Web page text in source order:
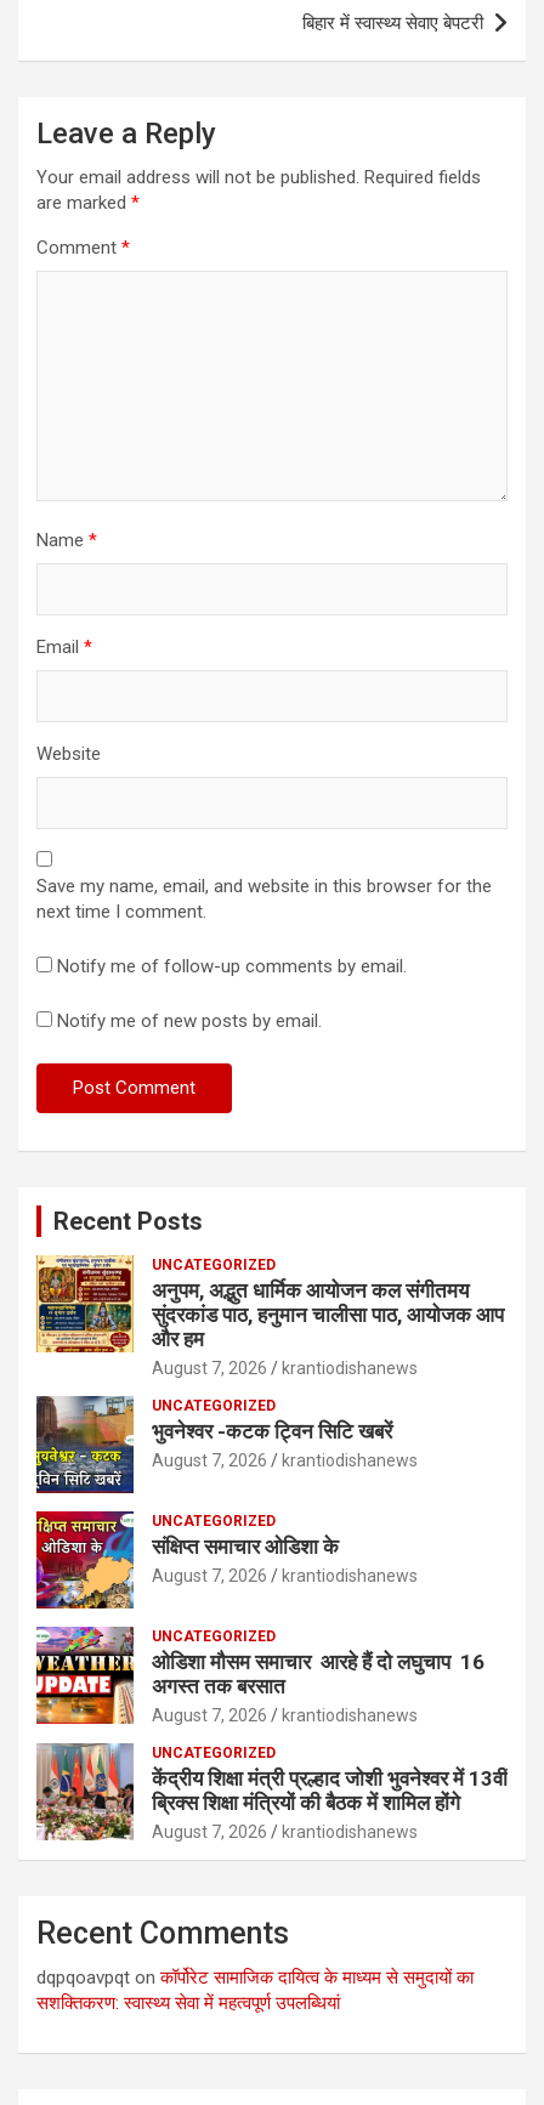
बिहार में स्वास्थ्य सेवाए बेपटरी
Leave a Reply
Your email address will not be published. Required fields
are marked *
Comment *
Name *
Email *
Website
Save my name, email, and website in this browser for the
next time I comment.
Notify me of follow-up comments by email.
Notify me of new posts by email.
Recent Posts
UNCATEGORIZED
अनुपम, अद्भुत धार्मिक आयोजन कल संगीतमय
सुंदरकांड पाठ, हनुमान चालीसा पाठ, आयोजक आप
और हम
August 7, 2026 krantiodishanews
UNCATEGORIZED
भुवनेश्वर -कटक ट्विन सिटि खबरें
August 7, 2026 krantiodishanews
UNCATEGORIZED
संक्षिप्त समाचार ओडिशा के
August 7, 2026 krantiodishanews
UNCATEGORIZED
ओडिशा मौसम समाचार आरहे हैं दो लघुचाप 16
अगस्त तक बरसात
August 7, 2026 krantiodishanews
UNCATEGORIZED
केंद्रीय शिक्षा मंत्री प्रल्हाद जोशी भुवनेश्वर में 13वीं
ब्रिक्स शिक्षा मंत्रियों की बैठक में शामिल होंगे
August 7, 2026 krantiodishanews
Recent Comments
dqpqoavpqt onकॉर्पोरेट सामाजिक दायित्व के माध्यम से समुदायों का
सशक्तिकरण: स्वास्थ्य सेवा में महत्वपूर्ण उपलब्धियां